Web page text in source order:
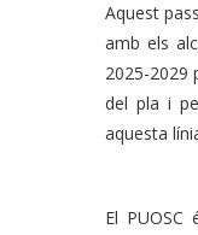
Aquest
amb els
2025-2029
del pla i
aquesta
El